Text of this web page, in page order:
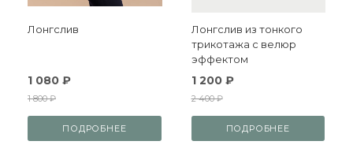
Лонгслив
1 080 ₽
1 800 ₽
ПОДРОБНЕЕ
Лонгслив из тонкого
трикотажа с велюр
эффектом
1 200 ₽
2 400 ₽
ПОДРОБНЕЕ